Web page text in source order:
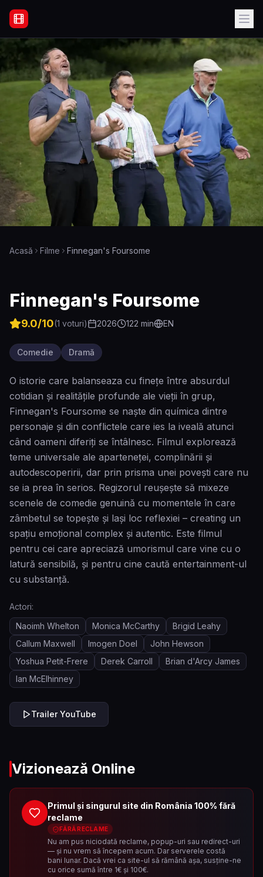
Filme Online Subtitrate - Acasă
Acasă Filme Finnegan's Foursome
Finnegan's Foursome
9.0/10(1 voturi) 2026 122 min EN
Comedie Dramă
O istorie care balanseaza cu finețe între absurdul
cotidian și realitățile profunde ale vieții în grup,
Finnegan's Foursome se naște din química dintre
personaje și din conflictele care ies la iveală atunci
când oameni diferiți se întâlnesc. Filmul explorează
teme universale ale aparteneței, complinării și
autodescoperirii, dar prin prisma unei povești care nu
se ia prea în serios. Regizorul reușește să mixeze
scenele de comedie genuină cu momentele în care
zâmbetul se topește și lași loc reflexiei – creating un
spațiu emoțional complex și autentic. Este filmul
pentru cei care apreciază umorismul care vine cu o
latură sensibilă, și pentru cine caută entertainment-ul
cu substanță.
Actori:
Naoimh Whelton
Monica McCarthy
Brigid Leahy
Callum Maxwell
Imogen Doel
John Hewson
Yoshua Petit-Frere
Derek Carroll
Brian d'Arcy James
Ian McElhinney
Trailer YouTube
Vizionează Online
Primul și singurul site din România 100% fără
reclame
FĂRĂ RECLAME
Nu am pus niciodată reclame, popup-uri sau redirect-uri
— și nu vrem să începem acum. Dar serverele costă
bani lunar. Dacă vrei ca site-ul să rămână așa, susține-ne
cu orice sumă între 1€ și 100€.